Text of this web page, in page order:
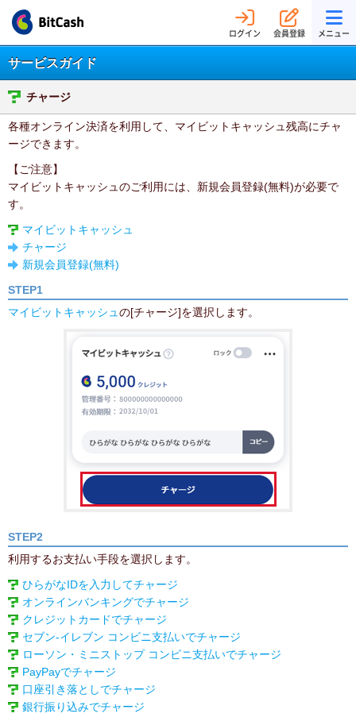
ログイン 会員登録 メニュー
サービスガイド
チャージ
各種オンライン決済を利用して、マイビットキャッシュ残高にチャ
ージできます。
【ご注意】
マイビットキャッシュのご利用には、新規会員登録(無料)が必要で
す。
マイビットキャッシュ
チャージ
新規会員登録(無料)
STEP1
マイビットキャッシュ の[チャージ]を選択します。
STEP2
利用するお支払い手段を選択します。
ひらがなIDを入力してチャージ
オンラインバンキングでチャージ
クレジットカードでチャージ
セブン‐イレブン コンビニ支払いでチャージ
ローソン・ミニストップ コンビニ支払いでチャージ
PayPayでチャージ
口座引き落としでチャージ
銀行振り込みでチャージ